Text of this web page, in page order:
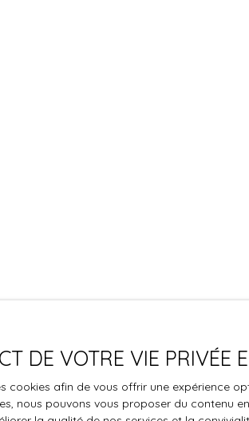
DE VOTRE VIE PRIVÉE
cookies afin de vous offrir une expérience
nous pouvons vous proposer du contenu